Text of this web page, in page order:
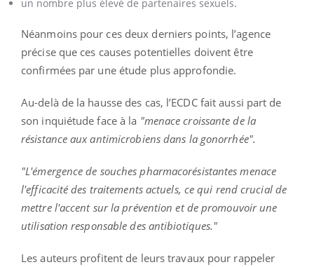
un nombre plus élevé de partenaires sexuels.
Néanmoins pour ces deux derniers points, l’agence
précise que ces causes potentielles doivent être
confirmées par une étude plus approfondie.
Au-delà de la hausse des cas, l’ECDC fait aussi part de
son inquiétude face à la "menace croissante de la
résistance aux antimicrobiens dans la gonorrhée".
"L'émergence de souches pharmacorésistantes menace
l'efficacité des traitements actuels, ce qui rend crucial de
mettre l'accent sur la prévention et de promouvoir une
utilisation responsable des antibiotiques."
Les auteurs profitent de leurs travaux pour rappeler